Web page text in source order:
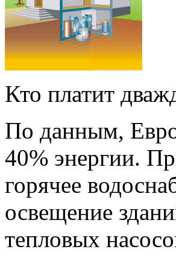
Кто платит
По данным,
40% энергии.
горячее
освещение
тепловых